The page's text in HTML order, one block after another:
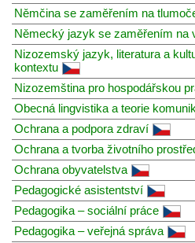
Němčina se zaměřením na
Německý jazyk se zaměřením na
Nizozemský jazyk, literatura a
kontextu
Nizozemština pro hospodářskou
Obecná lingvistika a teorie
Ochrana a podpora zdraví
Ochrana a tvorba životního
Ochrana obyvatelstva
Pedagogické asistentství
Pedagogika – sociální práce
Pedagogika – veřejná správa